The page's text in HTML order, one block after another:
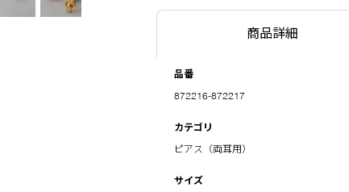
商品詳細
品番
872216-872217
カテゴリ
ピアス（両耳用）
サイズ